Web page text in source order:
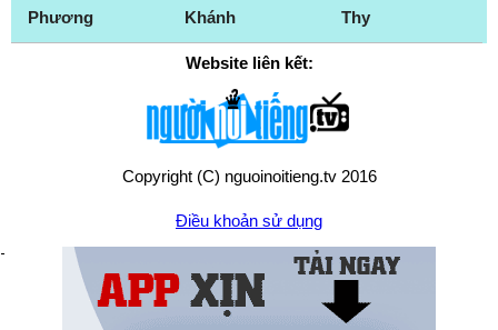
Phương Khánh Thy
Website liên kết:
Copyright (C) nguoinoitieng.tv 2016
Điều khoản sử dụng